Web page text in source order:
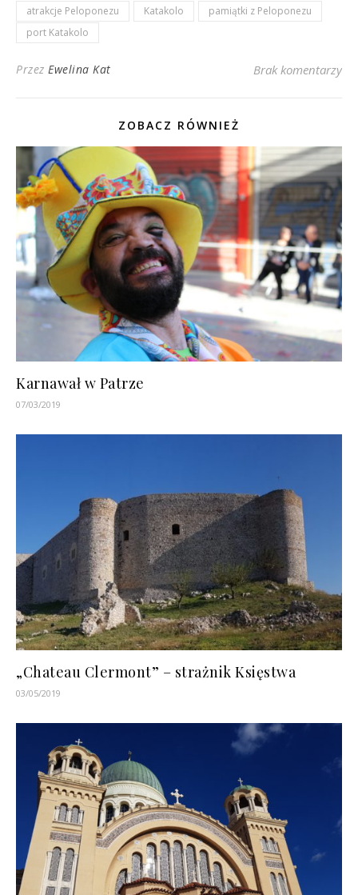
atrakcje Peloponezu Katakolo
pamiątki z Peloponezu
port Katakolo
Przez Ewelina Kat Brak komentarzy
ZOBACZ RÓWNIEŻ
Karnawał w Patrze
07/03/2019
„Chateau Clermont” – strażnik Księstwa
03/05/2019